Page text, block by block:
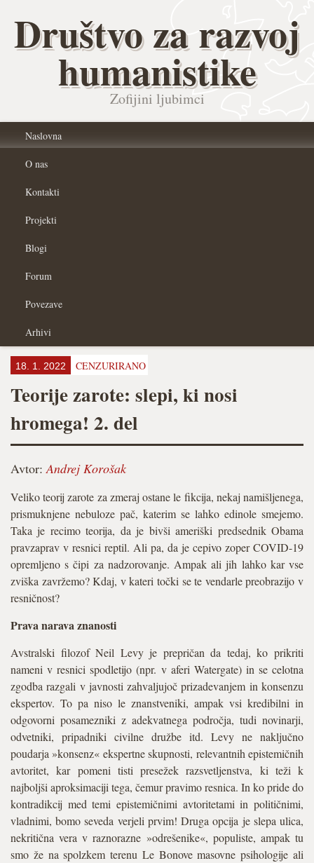
Društvo za razvoj
humanistike
Zofijini ljubimci
Naslovna
O nas
Kontakti
Projekti
Blogi
Forum
Povezave
Arhivi
18. 1. 2022 CENZURIRANO
Teorije zarote: slepi, ki nosi
hromega! 2. del
Avtor:Andrej Korošak
Veliko teorij zarote za zmeraj ostane le fikcija, nekaj namišljenega,
prismuknjene nebuloze pač, katerim se lahko edinole smejemo.
Taka je recimo teorija, da je bivši ameriški predsednik Obama
pravzaprav v resnici reptil. Ali pa, da je cepivo zoper COVID-19
opremljeno s čipi za nadzorovanje. Ampak ali jih lahko kar vse
zviška zavržemo? Kdaj, v kateri točki se te vendarle preobrazijo v
resničnost?
Prava narava znanosti
Avstralski filozof Neil Levy je prepričan da tedaj, ko prikriti
nameni v resnici spodletijo (npr. v aferi Watergate) in se celotna
zgodba razgali v javnosti zahvaljujoč prizadevanjem in konsenzu
ekspertov. To pa niso le znanstveniki, ampak vsi kredibilni in
odgovorni posamezniki z adekvatnega področja, tudi novinarji,
odvetniki, pripadniki civilne družbe itd. Levy ne naključno
poudarja »konsenz« ekspertne skupnosti, relevantnih epistemičnih
avtoritet, kar pomeni tisti presežek razsvetljenstva, ki teži k
najboljši aproksimaciji tega, čemur pravimo resnica. In ko pride do
kontradikcij med temi epistemičnimi avtoritetami in političnimi,
vladnimi, bomo seveda verjeli prvim! Druga opcija je slepa ulica,
nekritična vera v raznorazne »odrešenike«, populiste, ampak tu
smo že na spolzkem terenu Le Bonove masovne psihologije ali